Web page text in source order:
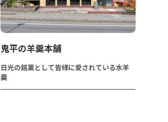
鬼平の羊羹本舗
日光の銘菓として皆様に愛されている水羊
羹